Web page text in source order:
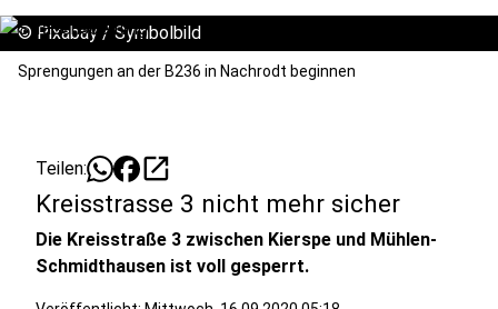
© Pixabay / Symbolbild
Sprengungen an der B236 in Nachrodt beginnen
Teilen: open_in_new
Kreisstrasse 3 nicht mehr sicher
Die Kreisstraße 3 zwischen Kierspe und Mühlen-
Schmidthausen ist voll gesperrt.